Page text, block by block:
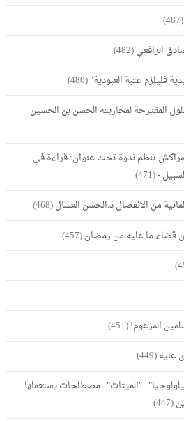
الرافعي(482)
فليلزم عتبة العبودية"(480)
المقترحة لمحاربته الحسن بن الحسين
تنظم ندوة تحت عنوان: قراءة في
-
(471)
من الانفصال ذ.الحسن العسال(468)
قضاء ما عليه من رمضان(457)
المزعوم!(451)
عليه(449)
"الميثات".. مصطلحات يستعملها
(447)